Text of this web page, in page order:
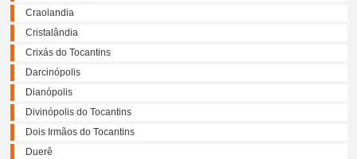
Craolandia
Cristalândia
Crixás do Tocantins
Darcinópolis
Dianópolis
Divinópolis do Tocantins
Dois Irmãos do Tocantins
Duerê